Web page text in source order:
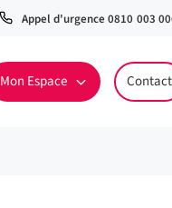
Appel d'urgence 0810 003
Mon Espace Contact